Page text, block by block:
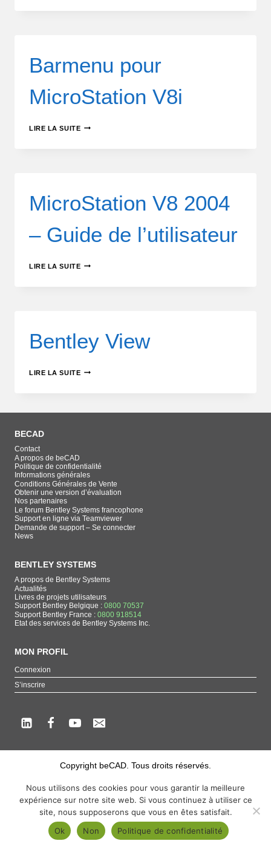
Barmenu pour
MicroStation V8i
LIRE LA SUITE
MicroStation V8 2004
– Guide de l’utilisateur
LIRE LA SUITE
Bentley View
LIRE LA SUITE
BECAD
Contact
A propos de beCAD
Politique de confidentialité
Informations générales
Conditions Générales de Vente
Obtenir une version d’évaluation
Nos partenaires
Le forum Bentley Systems francophone
Support en ligne via Teamviewer
Demande de support – Se connecter
News
BENTLEY SYSTEMS
A propos de Bentley Systems
Actualités
Livres de projets utilisateurs
Support Bentley Belgique : 0800 70537
Support Bentley France : 0800 918514
Etat des services de Bentley Systems Inc.
MON PROFIL
Connexion
S’inscrire
Copyright beCAD. Tous droits réservés.
Systems
MicroStation
OpenBuildings,
Nous utilisons des cookies pour vous garantir la meilleure
expérience sur notre site web. Si vous continuez à utiliser ce
site, nous supposerons que vous en êtes satisfait.
Ok
Non Politique de confidentialité